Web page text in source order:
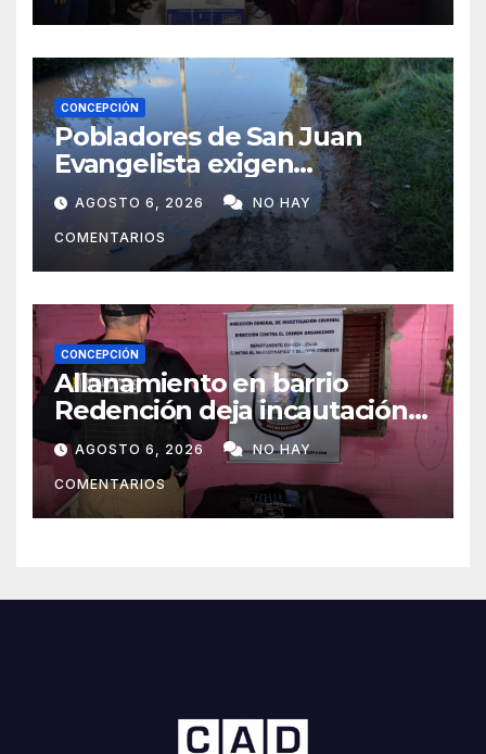
CONCEPCIÓN
Pobladores de San Juan
Evangelista exigen
reparación urgente de
caminos vecinales
AGOSTO 6, 2026 NO HAY
COMENTARIOS
CONCEPCIÓN
Allanamiento en barrio
Redención deja incautación
de presunta cocaína tipo
crack en Concepción
AGOSTO 6, 2026 NO HAY
COMENTARIOS